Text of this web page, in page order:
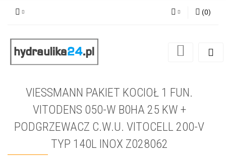
Zarejestruj się
(0)
VIESSMANN PAKIET KOCIOŁ 1 FUN.
VITODENS 050-W B0HA 25 KW +
PODGRZEWACZ C.W.U. VITOCELL 200-V
TYP 140L INOX Z028062